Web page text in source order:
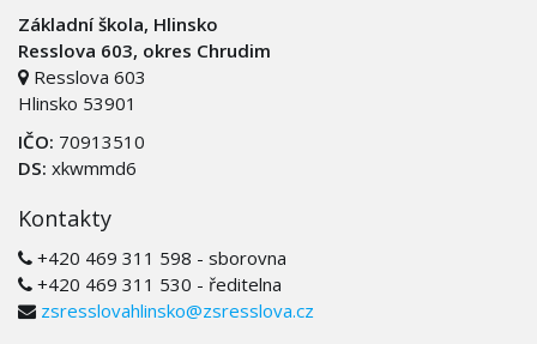
Základní škola, Hlinsko
Resslova 603, okres Chrudim
Resslova 603
Hlinsko 53901
IČO: 70913510
DS: xkwmmd6
Kontakty
+420 469 311 598 - sborovna
+420 469 311 530 - ředitelna
zsresslovahlinsko@zsresslova.cz